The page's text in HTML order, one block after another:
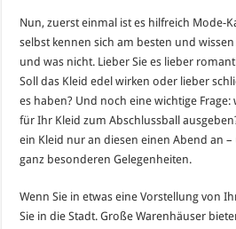
Nun, zuerst einmal ist es hilfreich Mode-
selbst kennen sich am besten und
und was nicht. Lieber Sie es lieber
Soll das Kleid edel wirken oder lieber
es haben? Und noch eine wichtige Frage:
für Ihr Kleid zum Abschlussball
ein Kleid nur an diesen einen Abend an
ganz besonderen Gelegenheiten.
Wenn Sie in etwas eine Vorstellung von
Sie in die Stadt. Große Warenhäuser